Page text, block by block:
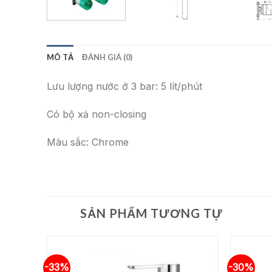
MÔ TẢ ĐÁNH GIÁ (0)
Lưu lượng nước ở 3 bar: 5 lít/phút
Có bộ xả non-closing
Màu sắc: Chrome
SẢN PHẨM TƯƠNG TỰ
-33% -30%